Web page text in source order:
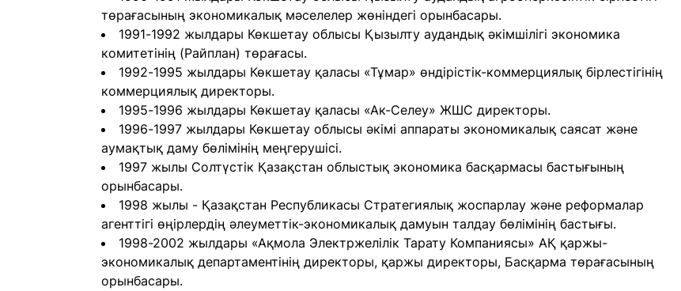
төрағасының экономикалық мәселелер жөніндегі орынбасары.
1991-1992 жылдары Көкшетау облысы Қызылту аудандық әкімшілігі экономика
комитетінің (Райплан) төрағасы.
1992-1995 жылдары Көкшетау қаласы «Тұмар» өндірістік-коммерциялық бірлестігінің
коммерциялық директоры.
1995-1996 жылдары Көкшетау қаласы «Ак-Селеу» ЖШС директоры.
1996-1997 жылдары Көкшетау облысы әкімі аппараты экономикалық саясат және
аумақтық даму бөлімінің меңгерушісі.
1997 жылы Солтүстік Қазақстан облыстық экономика басқармасы бастығының
орынбасары.
1998 жылы - Қазақстан Республикасы Стратегиялық жоспарлау және реформалар
агенттігі өңірлердің әлеуметтік-экономикалық дамуын талдау бөлімінің бастығы.
1998-2002 жылдары «Ақмола Электржелілік Тарату Компаниясы» АҚ қаржы-
экономикалық департаментінің директоры, қаржы директоры, Басқарма төрағасының
орынбасары.